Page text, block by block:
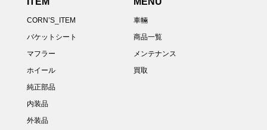
CORN’S_ITEM
バケットシート
マフラー
ホイール
純正部品
内装品
外装品
車輛
商品一覧
メンテナンス
買取